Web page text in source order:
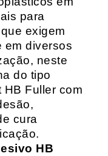
para
exigem
em diversos
neste
do tipo
Fuller com
cura
HB